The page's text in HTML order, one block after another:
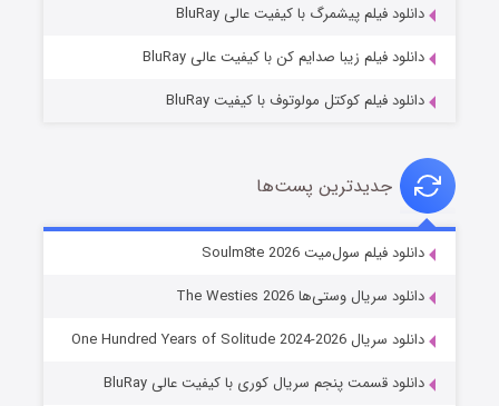
خاندان اژدها فصل ۳
دانلود فیلم پیشمرگ با کیفیت عالی BluRay
دانلود فیلم زیبا صدایم کن با کیفیت عالی BluRay
دانلود فیلم کوکتل مولوتوف با کیفیت BluRay
جدیدترین پست‌ها
دانلود فیلم سول‌میت Soulm8te 2026
دانلود سریال وستی‌ها The Westies 2026
دانلود سریال One Hundred Years of Solitude 2024-2026
دانلود قسمت پنجم سریال کوری با کیفیت عالی BluRay